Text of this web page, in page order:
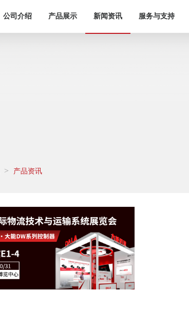
公司介绍 产品展示 新闻资讯 服务与支持
> 产品资讯